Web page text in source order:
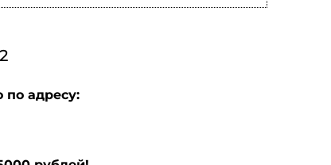
по адресу: